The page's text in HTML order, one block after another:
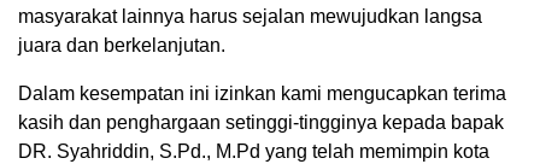
masyarakat lainnya harus sejalan mewujudkan langsa
juara dan berkelanjutan.
Dalam kesempatan ini izinkan kami mengucapkan terima
kasih dan penghargaan setinggi-tingginya kepada bapak
DR. Syahriddin, S.Pd., M.Pd yang telah memimpin kota